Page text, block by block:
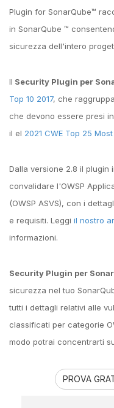
Plugin for SonarQube™
in SonarQube ™
sicurezza dell'intero
Il Security Plugin per
Top 10 2017, che
che devono essere presi
il el 2021 CWE Top 25
Dalla versione 2.8 il
convalidare l'OWSP
(OWSP ASVS), con i
e requisiti. Leggi il nostro
informazioni.
Security Plugin per
sicurezza nel tuo
tutti i dettagli relativi alle
classificati per categorie
modo potrai concentrarti
PROVA